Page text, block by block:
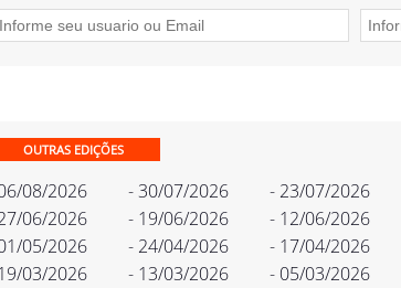
OUTRAS EDIÇÕES
08/2026 - 30/07/2026 - 23/07/2026
06/2026
- 19/06/2026 - 12/06/2026
05/2026
- 24/04/2026 - 17/04/2026
03/2026
- 13/03/2026 - 05/03/2026